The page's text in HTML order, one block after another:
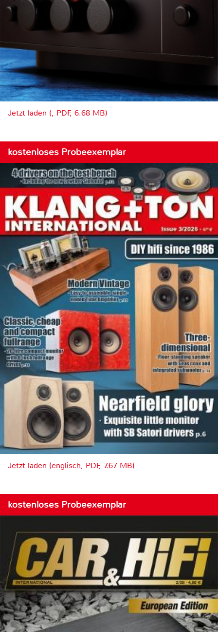
Jetzt laden (, PDF, 6.68 MB)
kostenloses Probeexemplar
Jetzt laden (englisch, PDF, 7.67 MB)
kostenloses Probeexemplar